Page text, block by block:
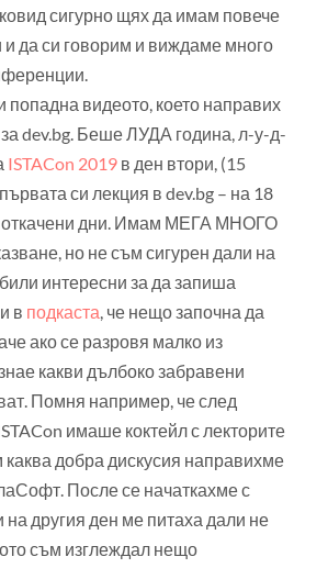
сигурно щях да имам повече
и да си говорим и виждаме много
попадна видеото, което направих
dev.bg. Беше ЛУДА година, л-у-д-
ISTACon 2019в ден втори, (15
си лекция в dev.bg – на 18
дни. Имам МЕГА МНОГО
но не съм сигурен дали на
интересни за да запиша
в подкаста, че нещо започна да
ако се разровя малко из
какви дълбоко забравени
Помня например, че след
имаше коктейл с лекторите
добра дискусия направихме
После се начаткахме с
на другия ден ме питаха дали не
съм изглеждал нещо